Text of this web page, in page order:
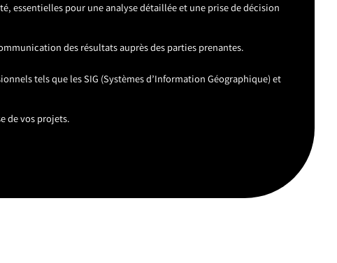
essentielles pour une analyse détaillée et une prise de décision
des résultats auprès des parties prenantes.
tels que les SIG (Systèmes d’Information Géographique) et
de vos projets.